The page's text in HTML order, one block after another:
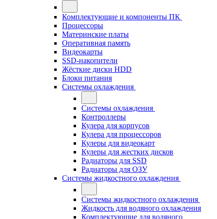
Комплектующие и компоненты ПК
Процессоры
Материнские платы
Оперативная память
Видеокарты
SSD-накопители
Жёсткие диски HDD
Блоки питания
Системы охлаждения
Системы охлаждения
Контроллеры
Кулера для корпусов
Кулера для процессоров
Кулеры для видеокарт
Кулеры для жестких дисков
Радиаторы для SSD
Радиаторы для ОЗУ
Системы жидкостного охлаждения
Системы жидкостного охлаждения
Жидкость для водяного охлаждения
Комплектующие для водяного